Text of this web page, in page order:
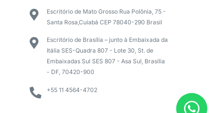
Escritório de Mato Grosso Rua Polônia, 75 -
Santa Rosa,Cuiabá CEP 78040-290 Brasil
Escritório de Brasília – junto à Embaixada da
Itália SES-Quadra 807 - Lote 30, St. de
Embaixadas Sul SES 807 - Asa Sul, Brasília
- DF, 70420-900
+55 11 4564-4702